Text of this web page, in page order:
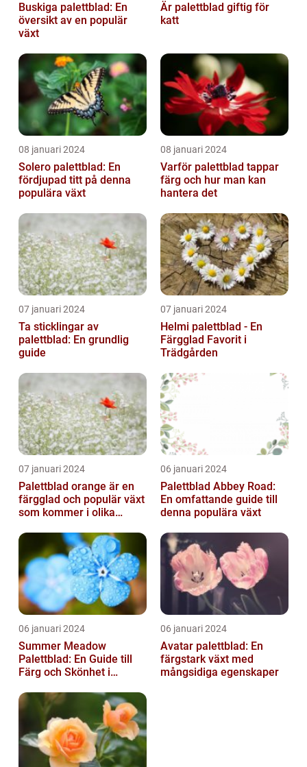
Buskiga palettblad: En
översikt av en populär
växt
Är palettblad giftig för
katt
08 januari 2024
Solero palettblad: En
fördjupad titt på denna
populära växt
08 januari 2024
Varför palettblad tappar
färg och hur man kan
hantera det
07 januari 2024
Ta sticklingar av
palettblad: En grundlig
guide
07 januari 2024
Helmi palettblad - En
Färgglad Favorit i
Trädgården
07 januari 2024
Palettblad orange är en
färgglad och populär växt
som kommer i olika
06 januari 2024
Palettblad Abbey Road:
En omfattande guide till
denna populära växt
06 januari 2024
Summer Meadow
Palettblad: En Guide till
Färg och Skönhet i
06 januari 2024
Avatar palettblad: En
färgstark växt med
mångsidiga egenskaper